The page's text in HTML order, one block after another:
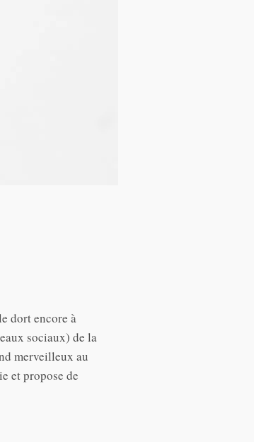
dort encore à
sociaux) de la
merveilleux au
et propose de